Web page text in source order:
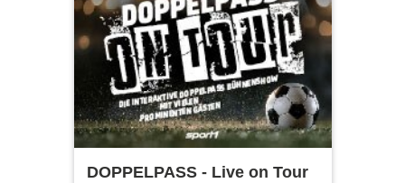
DOPPELPASS - Live on Tour